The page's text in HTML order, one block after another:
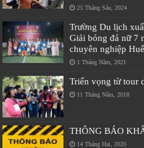
25 Tháng Sáu, 2024
Trường Du lịch
Giải bóng đá nữ 7
chuyên nghiệp
1 Tháng Năm, 2021
Triển vọng từ tour
11 Tháng Năm, 2018
THÔNG BÁO
14 Tháng Hai, 2020